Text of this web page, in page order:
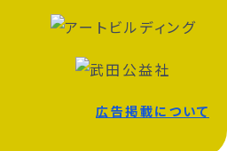
広告掲載について